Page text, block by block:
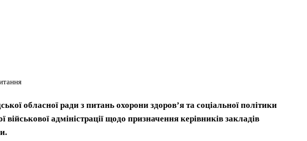
обласної ради з питань охорони здоров’я та соціальної політики
військової адміністрації щодо призначення керівників закладів